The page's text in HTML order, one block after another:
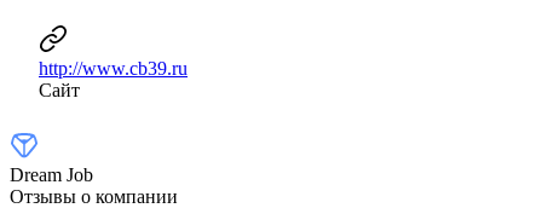
http://www.cb39.ru
Сайт
Dream Job
Отзывы о компании